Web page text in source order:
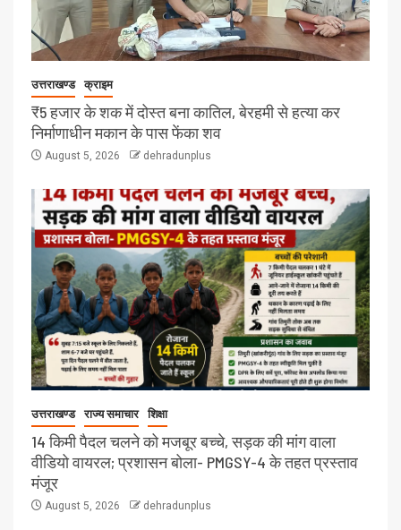
उत्तराखण्ड क्राइम
₹5 हजार के शक में दोस्त बना कातिल, बेरहमी से हत्या कर
निर्माणाधीन मकान के पास फेंका शव
August 5, 2026 dehradunplus
उत्तराखण्ड राज्य समाचार शिक्षा
14 किमी पैदल चलने को मजबूर बच्चे, सड़क की मांग वाला
वीडियो वायरल; प्रशासन बोला- PMGSY-4 के तहत प्रस्ताव
मंजूर
August 5, 2026 dehradunplus